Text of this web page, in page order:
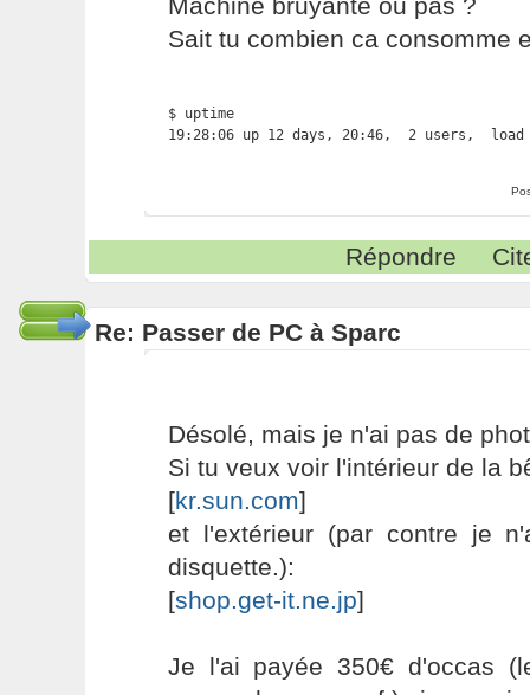
Sait tu combien ca consomme
$ uptime
19:28:06 up 12 days, 20:46,  2 users,  load
Répondre
Re: Passer de PC à Sparc
Désolé, mais je n'ai pas de
Si tu veux voir l'intérieur de la
[kr.sun.com]
et l'extérieur (par contre je
disquette.):
[shop.get-it.ne.jp]
Je l'ai payée 350€ d'occas